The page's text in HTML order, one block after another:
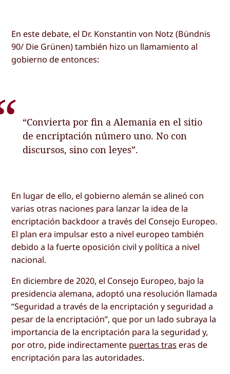
En este debate, el Dr. Konstantin von Notz (Bündnis
90/ Die Grünen) también hizo un llamamiento al
gobierno de entonces:
“Convierta por fin a Alemania en el sitio
de encriptación número uno. No con
discursos, sino con leyes”.
En lugar de ello, el gobierno alemán se alineó con
varias otras naciones para lanzar la idea de la
encriptación backdoor a través del Consejo Europeo.
El plan era impulsar esto a nivel europeo también
debido a la fuerte oposición civil y política a nivel
nacional.
En diciembre de 2020, el Consejo Europeo, bajo la
presidencia alemana, adoptó una resolución llamada
“Seguridad a través de la encriptación y seguridad a
pesar de la encriptación”, que por un lado subraya la
importancia de la encriptación para la seguridad y,
por otro, pide indirectamente puertas tras eras de
encriptación para las autoridades.